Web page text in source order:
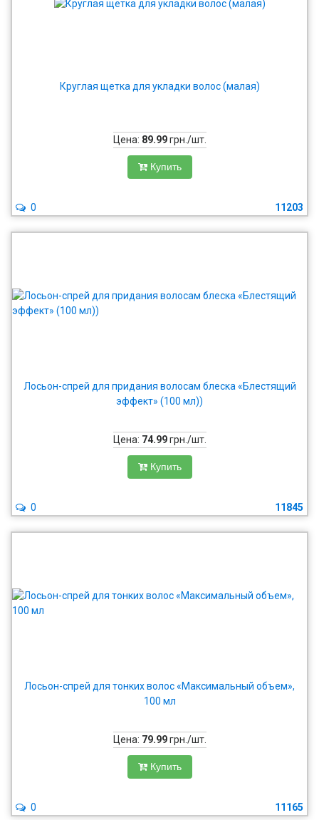
Круглая щетка для укладки волос (малая)
Цена: 89.99грн./шт.
Купить
11203
0
Лосьон-спрей для придания волосам блеска «Блестящий
эффект» (100 мл))
Цена: 74.99грн./шт.
Купить
11845
0
Лосьон-спрей для тонких волос «Максимальный объем»,
100 мл
Цена: 79.99грн./шт.
Купить
11165
0